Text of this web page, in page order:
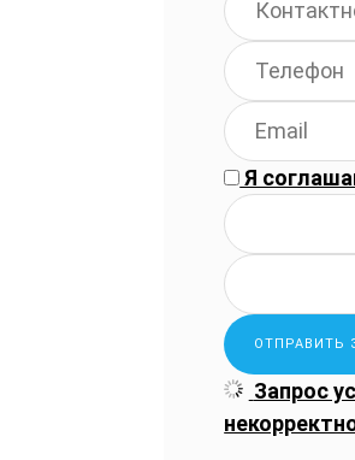
Я
Запрос